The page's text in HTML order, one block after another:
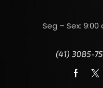
Seg – Sex: 9:00
(41) 3085-